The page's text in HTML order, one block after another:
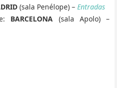
(sala Penélope) – Entradas
BARCELONA (sala Apolo) –